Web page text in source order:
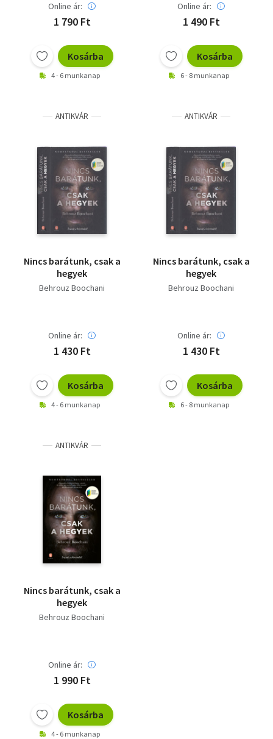
Online ár:
1 790 Ft
Kosárba
4 - 6 munkanap
Online ár:
1 490 Ft
Kosárba
6 - 8 munkanap
ANTIKVÁR
Nincs barátunk, csak a
hegyek
Behrouz Boochani
Online ár:
1 430 Ft
Kosárba
4 - 6 munkanap
ANTIKVÁR
Nincs barátunk, csak a
hegyek
Behrouz Boochani
Online ár:
1 430 Ft
Kosárba
6 - 8 munkanap
ANTIKVÁR
Nincs barátunk, csak a
hegyek
Behrouz Boochani
Online ár:
1 990 Ft
Kosárba
4 - 6 munkanap